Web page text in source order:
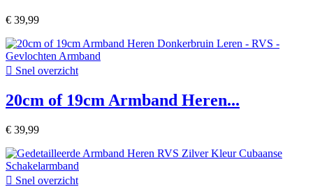
€ 39,99
 Snel overzicht
20cm of 19cm Armband Heren...
€ 39,99
 Snel overzicht